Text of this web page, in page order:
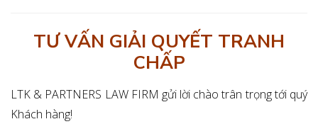
TƯ VẤN GIẢI QUYẾT TRANH
CHẤP
LTK & PARTNERS LAW FIRM gửi lời chào trân trọng tới quý
Khách hàng!